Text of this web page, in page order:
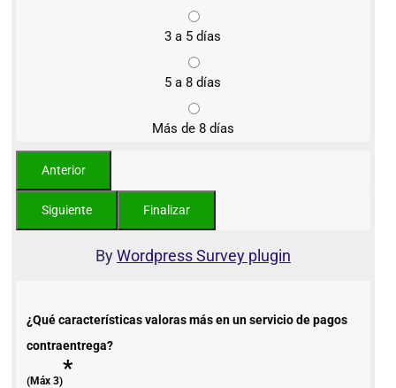
3 a 5 días
5 a 8 días
Más de 8 días
ByWordpress Survey plugin
¿Qué características valoras más en un servicio de pagos
contraentrega?
(Máx 3)*